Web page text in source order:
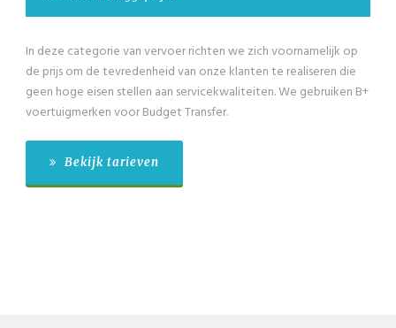
We hebben ook goedkope minibusjes in onze Budget Transfer
categorie voor groepen groter dan 4 passagiers tot maximaal 8
passagiers exclusief de chauffeur. We gebruiken B+ voertuig
merken voor Budget Transfer.
Bekijk tarieven